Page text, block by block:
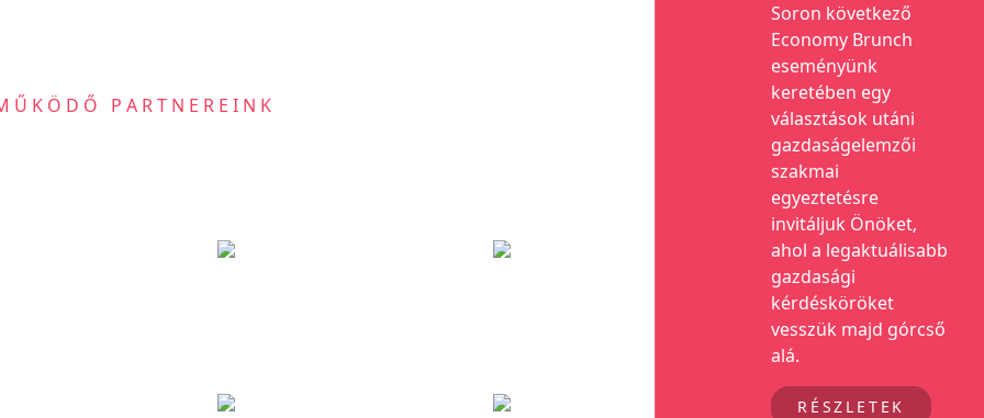
Soron következő
Economy Brunch
eseményünk
keretében egy
választások utáni
gazdaságelemzői
szakmai
egyeztetésre
invitáljuk Önöket,
ahol a legaktuálisabb
gazdasági
kérdésköröket
vesszük majd górcső
alá.
RÉSZLETEK
PARTNEREINK